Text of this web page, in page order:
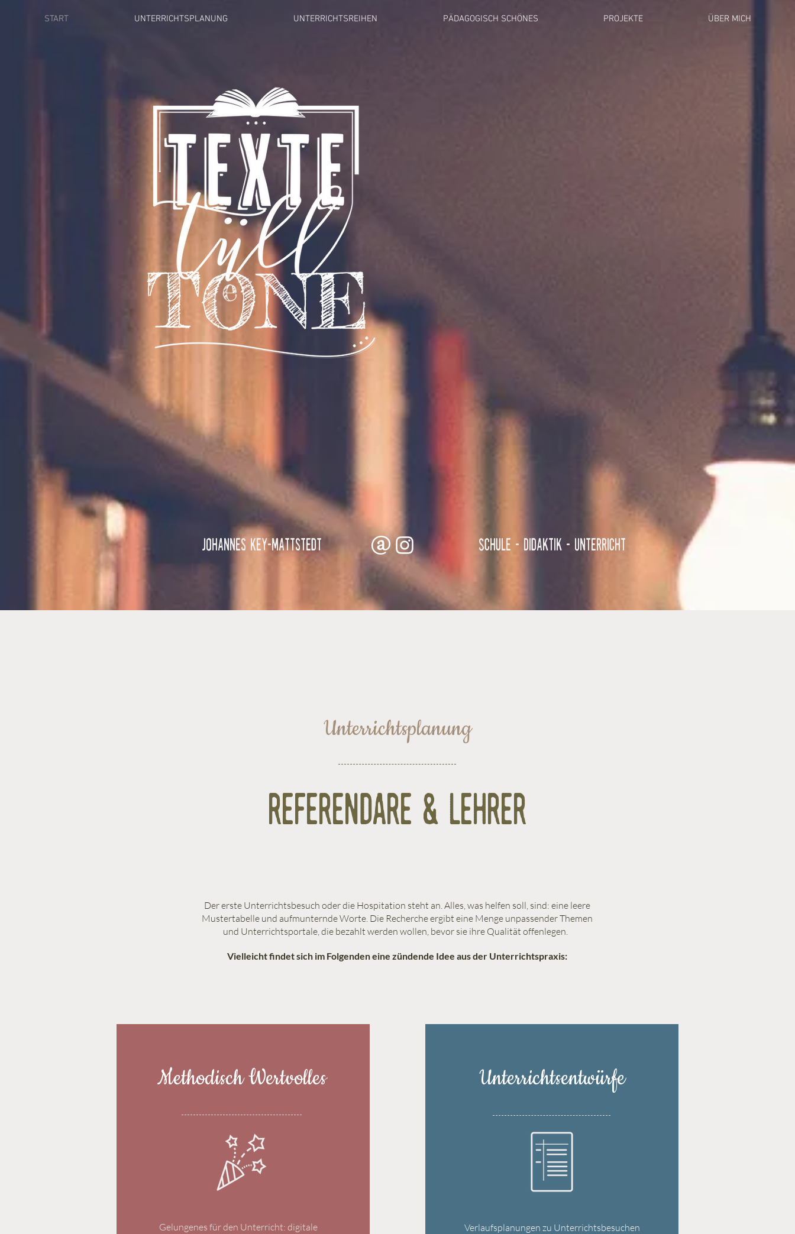
START UNTERRICHTSPLANUNG UNTERRICHTSREIHEN PÄDAGOGISCH SCHÖNES PROJEKTE ÜBER MICH
Johannes Key-Mattstedt Schule - Didaktik - Unterricht
Unterrichtsplanung
referendare & lehrer
Der erste Unterrichtsbesuch oder die Hospitation steht an. Alles, was helfen soll, sind: eine leere
Mustertabelle und aufmunternde Worte. Die Recherche ergibt eine Menge unpassender Themen
und Unterrichtsportale, die bezahlt werden wollen, bevor sie ihre Qualität offenlegen.
Vielleicht findet sich im Folgenden eine zündende Idee aus der Unterrichtspraxis:
Methodisch Wertvolles
Gelungenes für den Unterricht: digitale
Unterrichtsentwürfe
Verlaufsplanungen zu Unterrichtsbesuchen